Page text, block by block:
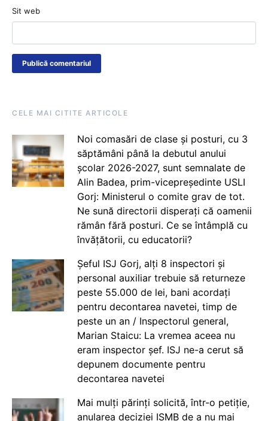
Sit web
CELE MAI CITITE ARTICOLE
Noi comasări de clase și posturi, cu 3
săptămâni până la debutul anului
școlar 2026-2027, sunt semnalate de
Alin Badea, prim-vicepreședinte USLI
Gorj: Ministerul o comite grav de tot.
Ne sună directorii disperați că oamenii
rămân fără posturi. Ce se întâmplă cu
învățătorii, cu educatorii?
Șeful ISJ Gorj, alți 8 inspectori și
personal auxiliar trebuie să returneze
peste 55.000 de lei, bani acordați
pentru decontarea navetei, timp de
peste un an / Inspectorul general,
Marian Staicu: La vremea aceea nu
eram inspector șef. ISJ ne-a cerut să
depunem documente pentru
decontarea navetei
Mai mulți părinți solicită, într-o petiție,
anularea deciziei ISMB de a nu mai